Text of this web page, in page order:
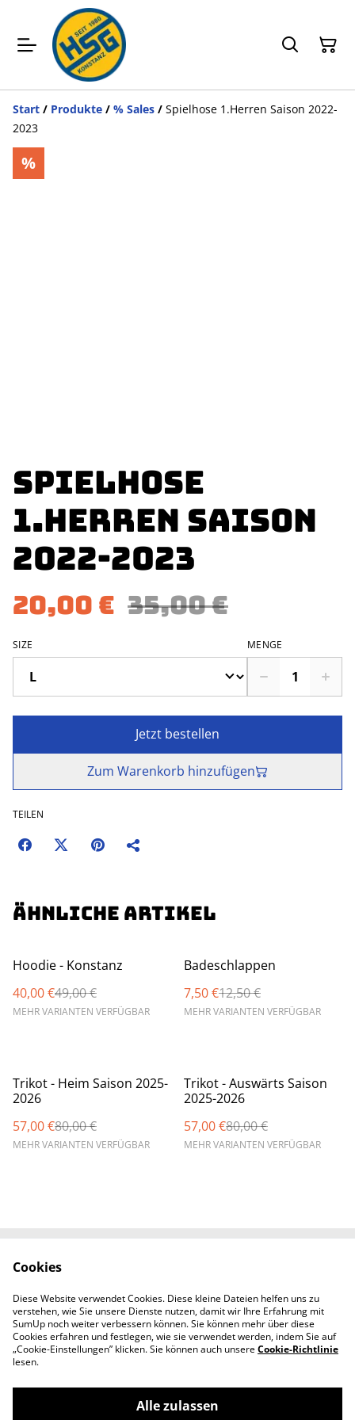
Start / Produkte / % Sales / Spielhose 1.Herren Saison 2022-
2023
%
Spielhose
1.Herren Saison
2022-2023
20,00 € 35,00 €
SIZE MENGE
Jetzt bestellen
Zum Warenkorb hinzufügen
TEILEN
Ähnliche Artikel
%
Hoodie - Konstanz
40,00 €49,00 €
MEHR VARIANTEN VERFÜGBAR
%
Badeschlappen
7,50 €12,50 €
MEHR VARIANTEN VERFÜGBAR
%
Trikot - Heim Saison 2025-
2026
57,00 €80,00 €
MEHR VARIANTEN VERFÜGBAR
%
Trikot - Auswärts Saison
2025-2026
57,00 €80,00 €
MEHR VARIANTEN VERFÜGBAR
Kontaktieren Sie uns
Datenschutzbestimm
ungen von SumUp
Cookie-Richtlinie
Cookies
Diese Website verwendet Cookies. Diese kleine Dateien helfen uns zu
verstehen, wie Sie unsere Dienste nutzen, damit wir Ihre Erfahrung mit
SumUp noch weiter verbessern können. Sie können mehr über diese
Cookies erfahren und festlegen, wie sie verwendet werden, indem Sie auf
„Cookie-Einstellungen” klicken. Sie können auch unsereCookie-Richtlinie
lesen.
Alle zulassen